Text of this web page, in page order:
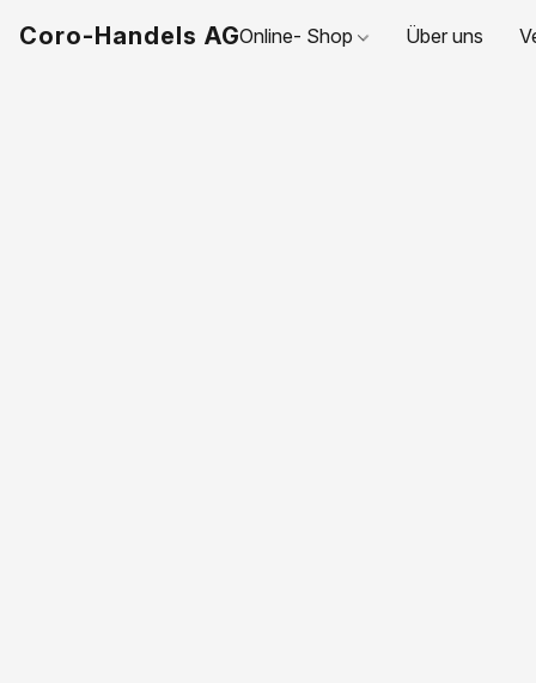
Coro-Handels AGOnline- Shop Über uns